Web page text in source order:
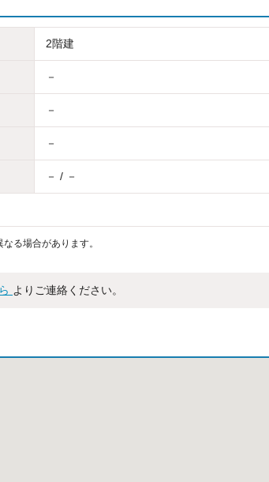
2階建
－
－
－
－ / －
る場合があります。
よりご連絡ください。